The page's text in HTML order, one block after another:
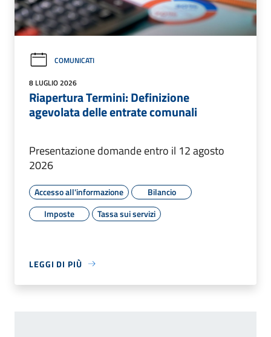
COMUNICATI
8 LUGLIO 2026
Riapertura Termini: Definizione
agevolata delle entrate comunali
Presentazione domande entro il 12 agosto
2026
Accesso all'informazione
Bilancio
Imposte
Tassa sui servizi
LEGGI DI PIÙ